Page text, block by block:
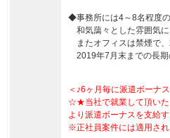
◆事務所には4～8名程度
和気藹々とした雰囲気
またオフィスは禁煙で
2019年7月末までの長期
＜♪6ヶ月毎に派遣ボーナス
☆★当社で就業して頂いた
より派遣ボーナスを支給
※正社員案件には適用され